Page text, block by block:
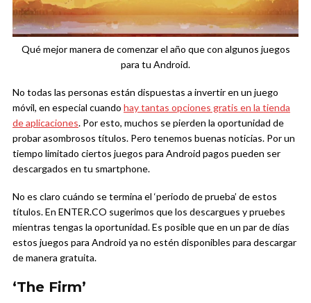
Qué mejor manera de comenzar el año que con algunos juegos
para tu Android.
No todas las personas están dispuestas a invertir en un juego
móvil, en especial cuando hay tantas opciones gratis en la tienda
de aplicaciones. Por esto, muchos se pierden la oportunidad de
probar asombrosos títulos. Pero tenemos buenas noticias. Por un
tiempo limitado ciertos juegos para Android pagos pueden ser
descargados en tu smartphone.
No es claro cuándo se termina el ‘periodo de prueba’ de estos
títulos. En ENTER.CO sugerimos que los descargues y pruebes
mientras tengas la oportunidad. Es posible que en un par de días
estos juegos para Android ya no estén disponibles para descargar
de manera gratuita.
‘The Firm’